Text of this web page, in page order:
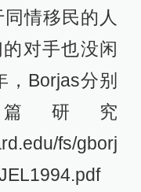
情移民的人
对手也没闲
Borjas分别
研究
fs/gborj